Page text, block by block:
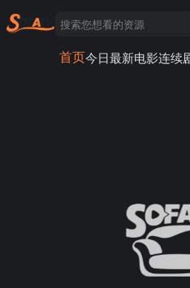
首页今日最新电影连续